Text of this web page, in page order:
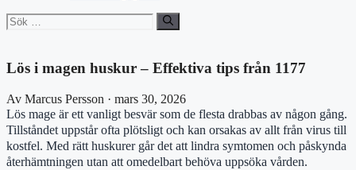
Sök
efter:
Lös i magen huskur – Effektiva tips från 1177
Av Marcus Persson · mars 30, 2026
Lös mage är ett vanligt besvär som de flesta drabbas av någon gång.
Tillståndet uppstår ofta plötsligt och kan orsakas av allt från virus till
kostfel. Med rätt huskurer går det att lindra symtomen och påskynda
återhämtningen utan att omedelbart behöva uppsöka vården.